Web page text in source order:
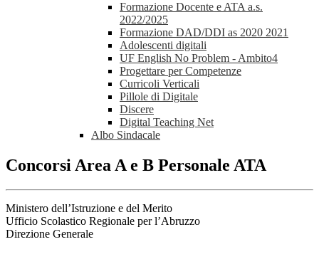
Formazione Docente e ATA a.s.
2022/2025
Formazione DAD/DDI as 2020 2021
Adolescenti digitali
UF English No Problem - Ambito4
Progettare per Competenze
Curricoli Verticali
Pillole di Digitale
Discere
Digital Teaching Net
Albo Sindacale
Concorsi Area A e B Personale ATA
Ministero dell’Istruzione e del Merito
Ufficio Scolastico Regionale per l’Abruzzo
Direzione Generale